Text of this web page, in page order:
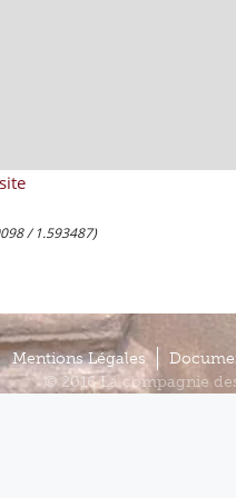
/ 1.593487)
Mentions Légales
© 2016 La compagnie